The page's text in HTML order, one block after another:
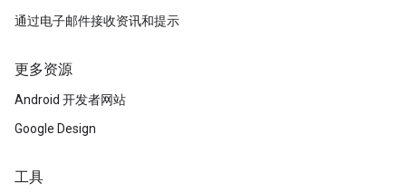
通过电子邮件接收资讯和提示
更多资源
Android 开发者网站
Google Design
工具